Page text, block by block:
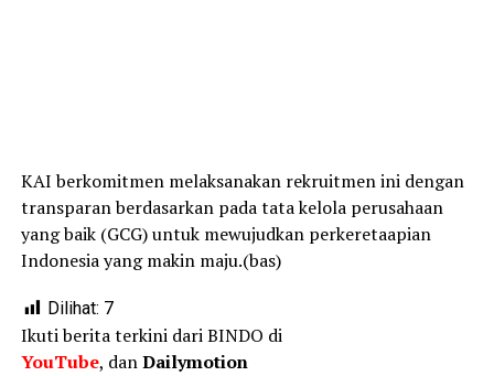
KAI berkomitmen melaksanakan rekruitmen ini dengan
transparan berdasarkan pada tata kelola perusahaan
yang baik (GCG) untuk mewujudkan perkeretaapian
Indonesia yang makin maju.(bas)
Dilihat: 7
Ikuti berita terkini dari BINDO di
YouTube, danDailymotion